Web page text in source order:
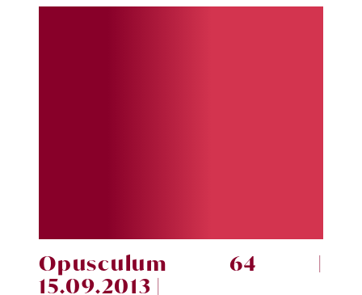
Opusculum 64 |
15.09.2013 |